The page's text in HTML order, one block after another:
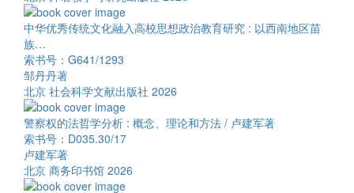
中华优秀传统文化融入高校思想政治教育研究 : 以西南地区苗
族…
索书号：G641/1293
邹丹丹著
北京 社会科学文献出版社 2026
警察权的法哲学分析 : 概念、理论和方法 / 卢建军著
索书号：D035.30/17
卢建军著
北京 商务印书馆 2026